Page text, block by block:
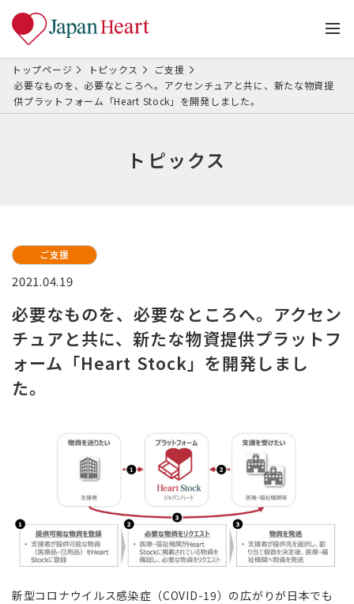
トップページ トピックス
ご支援
必要なものを、必要なところへ。アクセンチュアと共に、新たな物資提
供プラットフォーム「Heart Stock」を開発しました。
トピックス
ご支援
2021.04.19
必要なものを、必要なところへ。アクセン
チュアと共に、新たな物資提供プラットフ
ォーム「Heart Stock」を開発しまし
た。
新型コロナウイルス感染症（COVID-19）の広がりが日本でも